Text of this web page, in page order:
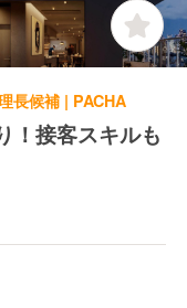
長候補 | PACHA
！接客スキルも